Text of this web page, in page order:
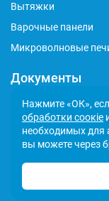
Вытяжки
Варочные панели
Микроволновые
Документы
Глобальный кодекс
Политика
Сообщить о
© 2026 Indesit -
Нажмите «ОК»,
обработки соокіе
необходимых для
вы можете через